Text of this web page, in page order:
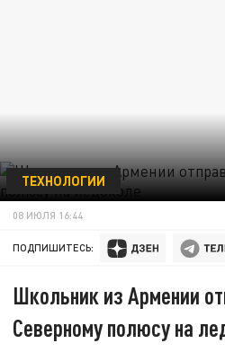
ТЕХНОЛОГИИ
08 ИЮЛЯ 16:44
ПОДПИШИТЕСЬ:
Школьник из Армении
Северному полюсу на